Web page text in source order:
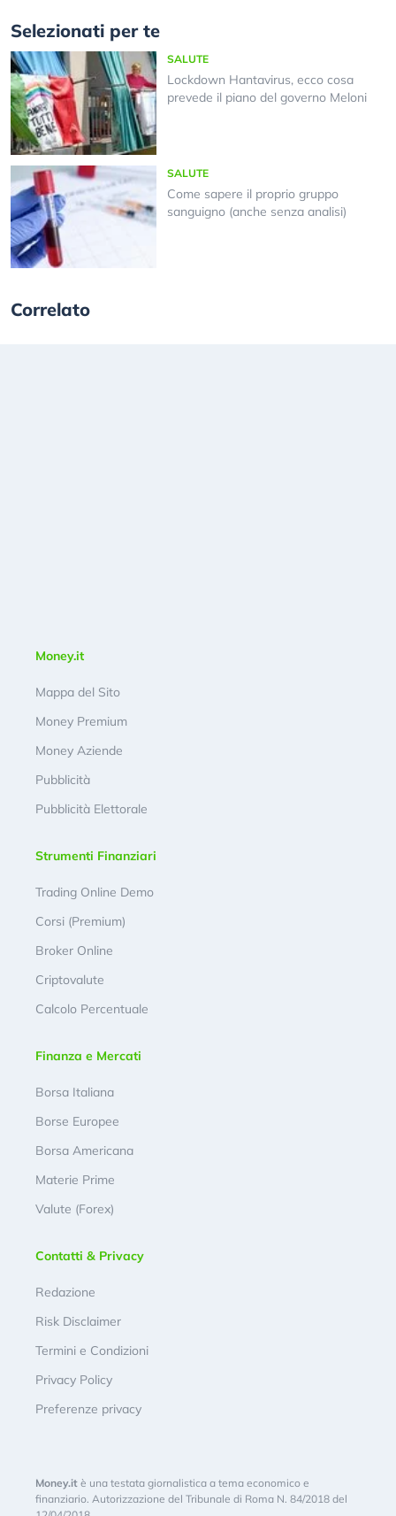
Selezionati per te
SALUTE
Lockdown Hantavirus, ecco cosa
prevede il piano del governo Meloni
SALUTE
Come sapere il proprio gruppo
sanguigno (anche senza analisi)
Correlato
Money.it
Mappa del Sito
Money Premium
Money Aziende
Pubblicità
Pubblicità Elettorale
Strumenti Finanziari
Trading Online Demo
Corsi (Premium)
Broker Online
Criptovalute
Calcolo Percentuale
Finanza e Mercati
Borsa Italiana
Borse Europee
Borsa Americana
Materie Prime
Valute (Forex)
Contatti & Privacy
Redazione
Risk Disclaimer
Termini e Condizioni
Privacy Policy
Preferenze privacy
Money.it è una testata giornalistica a tema economico e
finanziario. Autorizzazione del Tribunale di Roma N. 84/2018 del